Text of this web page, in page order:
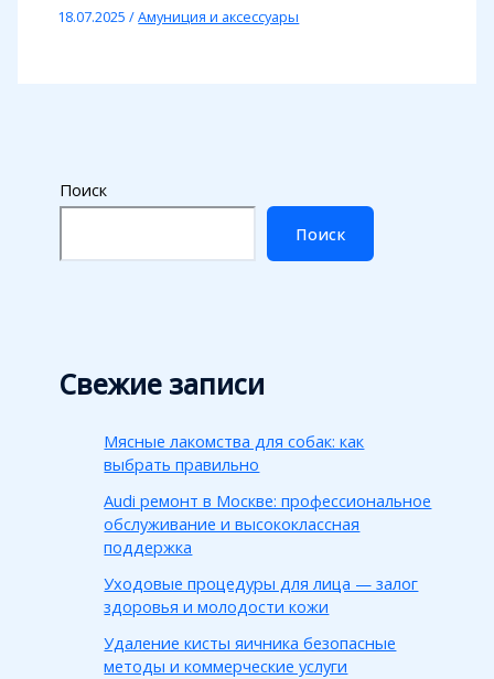
18.07.2025/Амуниция и аксессуары
Поиск
Поиск
Свежие записи
Мясные лакомства для собак: как
выбрать правильно
Audi ремонт в Москве: профессиональное
обслуживание и высококлассная
поддержка
Уходовые процедуры для лица — залог
здоровья и молодости кожи
Удаление кисты яичника безопасные
методы и коммерческие услуги